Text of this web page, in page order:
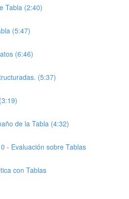
Tabla (2:40)
(5:47)
(6:46)
(5:37)
de la Tabla (4:32)
- Evaluación sobre Tablas
con Tablas